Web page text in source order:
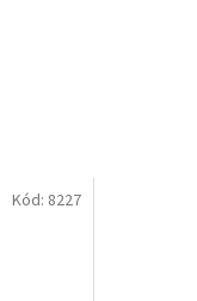
Kód: 8227